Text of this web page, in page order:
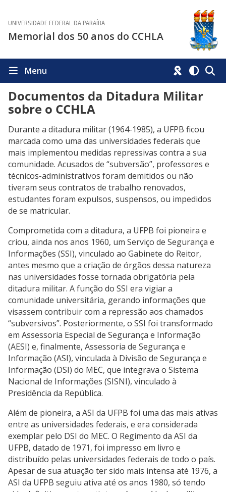
UNIVERSIDADE FEDERAL DA PARAÍBA
Memorial dos 50 anos do CCHLA
Menu
Documentos da Ditadura Militar
sobre o CCHLA
Durante a ditadura militar (1964-1985), a UFPB ficou
marcada como uma das universidades federais que
mais implementou medidas repressivas contra a sua
comunidade. Acusados de “subversão”, professores e
técnicos-administrativos foram demitidos ou não
tiveram seus contratos de trabalho renovados,
estudantes foram expulsos, suspensos, ou impedidos
de se matricular.
Comprometida com a ditadura, a UFPB foi pioneira e
criou, ainda nos anos 1960, um Serviço de Segurança e
Informações (SSI), vinculado ao Gabinete do Reitor,
antes mesmo que a criação de órgãos dessa natureza
nas universidades fosse tornada obrigatória pela
ditadura militar. A função do SSI era vigiar a
comunidade universitária, gerando informações que
visassem contribuir com a repressão aos chamados
“subversivos”. Posteriormente, o SSI foi transformado
em Assessoria Especial de Segurança e Informação
(AESI) e, finalmente, Assessoria de Segurança e
Informação (ASI), vinculada à Divisão de Segurança e
Informação (DSI) do MEC, que integrava o Sistema
Nacional de Informações (SISNI), vinculado à
Presidência da República.
Além de pioneira, a ASI da UFPB foi uma das mais ativas
entre as universidades federais, e era considerada
exemplar pelo DSI do MEC. O Regimento da ASI da
UFPB, datado de 1971, foi impresso em livro e
distribuído pelas universidades federais de todo o país.
Apesar de sua atuação ter sido mais intensa até 1976, a
ASI da UFPB seguiu ativa até os anos 1980, só tendo